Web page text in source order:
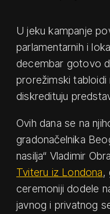
U jeku kampanje
parlamentarnih i
decembar gotovo
prorežimski tabloidi
diskredituju
Ovih dana se na
gradonačelnika
nasilja“ Vladimir
Tviteru iz Londona,
ceremoniji dodele
javnog i privatnog